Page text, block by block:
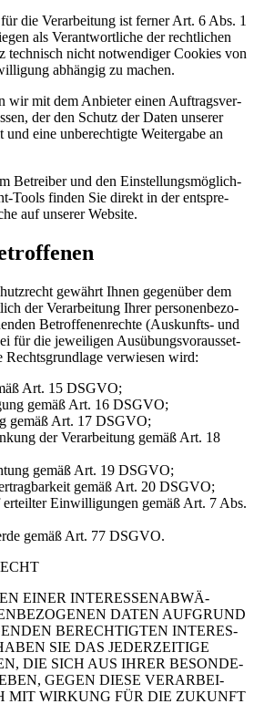
die Ver­ar­bei­tung ist fer­ner Art. 6 Abs. 1
als Ver­ant­wort­li­che der recht­li­chen
tech­nisch nicht not­wen­di­ger Coo­kies von
abhän­gig zu machen.
wir mit dem Anbie­ter einen Auf­trags­ver­
der den Schutz der Daten unse­rer
und eine unbe­rech­tig­te Wei­ter­ga­be an
Betrei­ber und den Ein­stel­lungs­mög­lich­
Tools fin­den Sie direkt in der ent­spre­
auf unse­rer Web­site.
gewährt Ihnen gegen­über dem
der Ver­ar­bei­tung Ihrer per­so­nen­be­zo­
Betrof­fe­nen­rech­te (Aus­kunfts- und
für die jewei­li­gen Aus­übungs­vor­aus­set­
Rechts­grund­la­ge ver­wie­sen wird:
Art. 15 DSGVO;
gemäß Art. 16 DSGVO;
gemäß Art. 17 DSGVO;
der Ver­ar­bei­tung gemäß Art. 18
gemäß Art. 19 DSGVO;
gemäß Art. 20 DSGVO;
Ein­wil­li­gun­gen gemäß Art. 7 Abs.
gemäß Art. 77 DSGVO.
EINER INTER­ES­SEN­AB­WÄ­
DATEN AUF­GRUND
BERECH­TIG­TEN INTER­ES­
SIE DAS JEDER­ZEI­TI­GE
DIE SICH AUS IHRER BESON­DE­
GEGEN DIE­SE VER­AR­BEI­
MIT WIR­KUNG FÜR DIE ZUKUNFT